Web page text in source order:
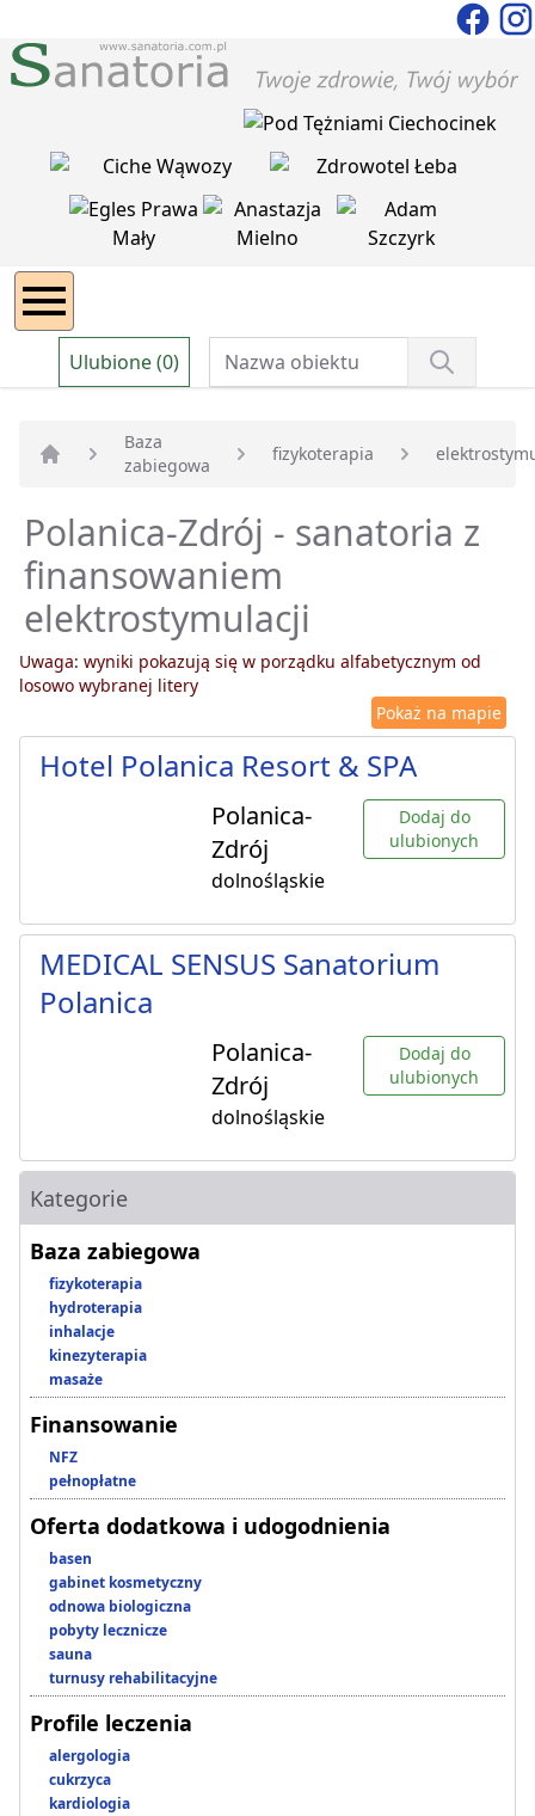
Ulubione (0)
Strona główna
Baza
zabiegowa
fizykoterapia
Polanica-Zdrój - sanatoria z
finansowaniem
elektrostymulacji
Uwaga: wyniki pokazują się w porządku alfabetycznym od
losowo wybranej litery
Pokaż na mapie
Hotel Polanica Resort & SPA
Polanica-
Zdrój
dolnośląskie
Dodaj do
ulubionych
MEDICAL SENSUS Sanatorium
Polanica
Polanica-
Zdrój
dolnośląskie
Dodaj do
ulubionych
Kategorie
Baza zabiegowa
fizykoterapia
hydroterapia
inhalacje
kinezyterapia
masaże
Finansowanie
NFZ
pełnopłatne
Oferta dodatkowa i udogodnienia
basen
gabinet kosmetyczny
odnowa biologiczna
pobyty lecznicze
sauna
turnusy rehabilitacyjne
Profile leczenia
alergologia
cukrzyca
kardiologia